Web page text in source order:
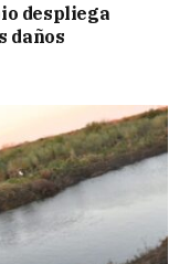
despliega
daños